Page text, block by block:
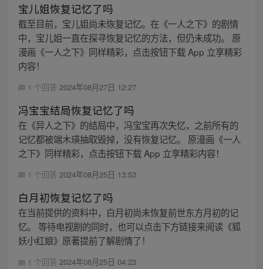
宝儿姐恢复记忆了吗
截至目前，宝儿姐尚未恢复记忆。在《一人之下》的剧情
中，宝儿姐一直在探寻恢复记忆的方法，但仍未成功。 原
漫画《一人之下》同样精彩，点击按钮下载 App 立享精彩
内容！
1 个回答 2024年08月27日 12:27
冯宝宝结局恢复记忆了吗
在《异人之下》的结局中，冯宝宝再次失忆，之前所有的
记忆都被端木瑛抽取毁掉，没有恢复记忆。 原漫画《一人
之下》同样精彩，点击按钮下载 App 立享精彩内容！
1 个回答 2024年08月25日 13:53
白月初恢复记忆了吗
在当前提供的资料中，白月初尚未恢复前世东方月初的记
忆。 等待电视剧的同时，也可以点击下方链接来阅读《狐
妖小红娘》原著提前了解剧情了！
1 个回答 2024年08月25日 04:23